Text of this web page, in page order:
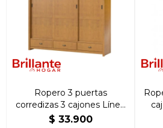
Ropero 3 puertas
corredizas 3 cajones Línea
Colonial
$ 33.900